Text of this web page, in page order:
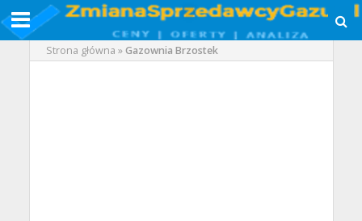
Strona główna »Gazownia Brzostek